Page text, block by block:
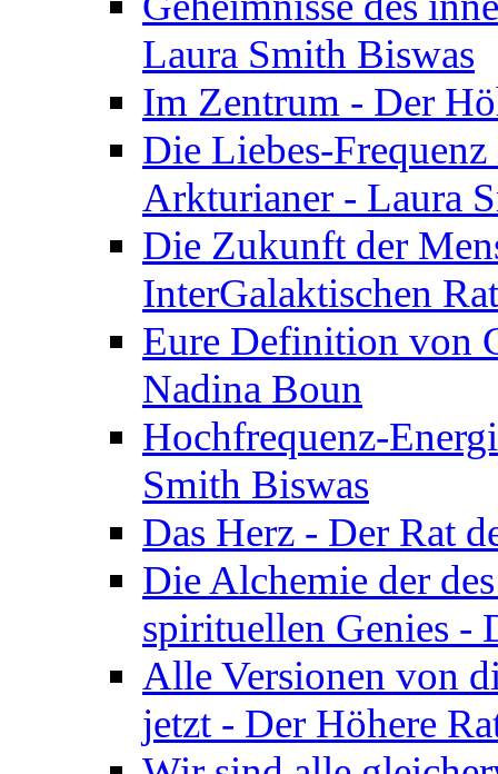
Laura Smith Biswas
Im Zentrum - Der
Die Liebes-
Arkturianer - Laura
Die Zukunft der
InterGalaktischen
Eure Definition von
Nadina Boun
Hochfrequenz-
Smith Biswas
Das Herz - Der Rat
Die Alchemie der
spirituellen Genies -
Alle Versionen von
jetzt - Der Höhere